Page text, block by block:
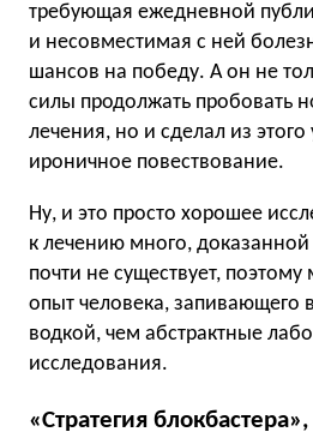
требующая ежедневной
и несовместимая с ней
шансов на победу. А он не
силы продолжать пробовать
лечения, но и сделал из этого
ироничное повествование.
Ну, и это просто хорошее
к лечению много, доказанной
почти не существует,
опыт человека, запивающего
водкой, чем абстрактные
исследования.
«Стратегия